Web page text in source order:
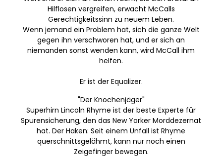
Hilflosen vergreifen, erwacht McCalls
Gerechtigkeitssinn zu neuem Leben.
Wenn jemand ein Problem hat, sich die ganze Welt
gegen ihn verschworen hat, und er sich an
niemanden sonst wenden kann, wird McCall ihm
helfen.
Er ist der Equalizer.
"Der Knochenjäger"
Superhirn Lincoln Rhyme ist der beste Experte für
Spurensicherung, den das New Yorker Morddezernat
hat. Der Haken: Seit einem Unfall ist Rhyme
querschnittsgelähmt, kann nur noch einen
Zeigefinger bewegen.